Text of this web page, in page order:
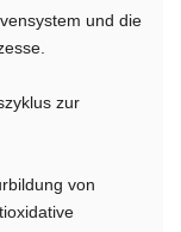
und die
zur
von